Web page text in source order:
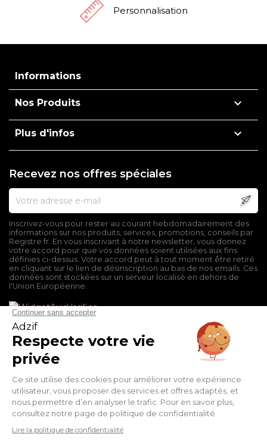
Personnalisation
Informations
Nos Produits 
Plus d'infos 
Recevez nos offres spéciales
Inscrivez-vous pour rester au courant hebdomadairement des
informations sur nos produits, services, promotions, conseils par
Registre.fr. En vous inscrivant à notre newsletter, vous donnez
votre accord pour que vos données soient utilisées aux fins
définies ci-dessus. Votre accord peut à tout moment être retiré
en cliquant sur le lien de désinscription au bas de nos emails. Ces
données sont stockées sur un serveur localisé en dehors de
l'Union Européenne.
Conditions générales de vente
Politique de confidentialité